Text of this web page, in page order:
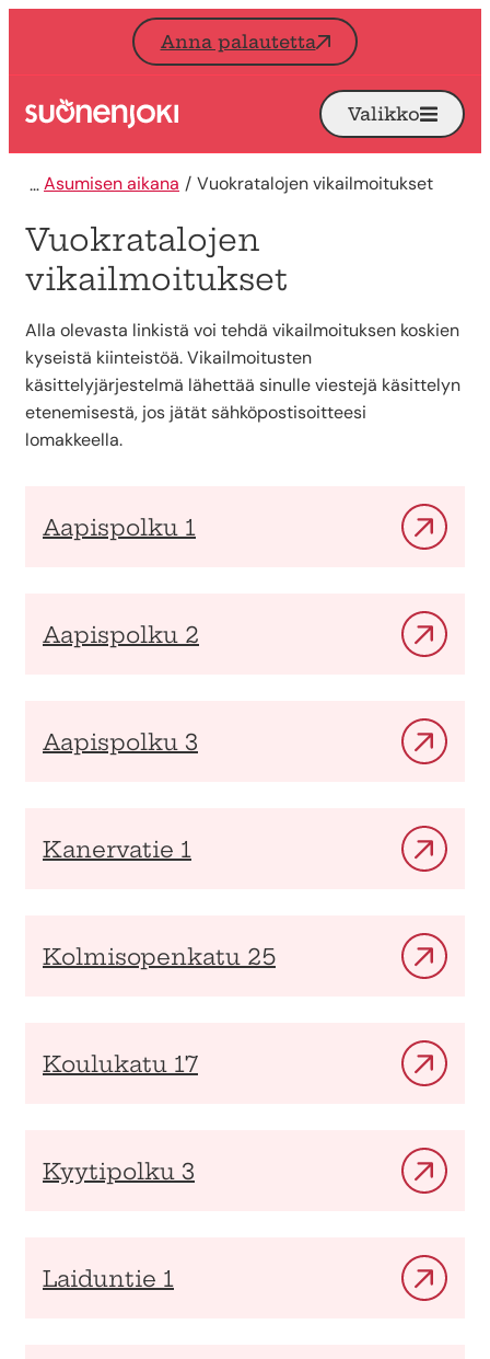
Siirry sisältöön
Anna palautetta
Etusivu Avaa
Valikko
Asumisen aikana Vuokratalojen vikailmoitukset
Vuokratalojen
vikailmoitukset
Alla olevasta linkistä voi tehdä vikailmoituksen koskien
kyseistä kiinteistöä. Vikailmoitusten
käsittelyjärjestelmä lähettää sinulle viestejä käsittelyn
etenemisestä, jos jätät sähköpostisoitteesi
lomakkeella.
Aapispolku 1
Aapispolku 2
Aapispolku 3
Kanervatie 1
Kolmisopenkatu 25
Koulukatu 17
Kyytipolku 3
Laiduntie 1